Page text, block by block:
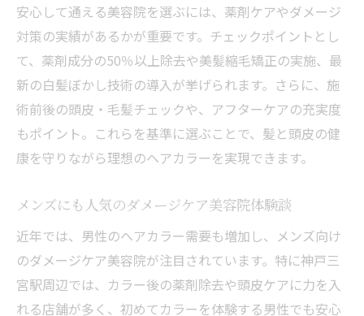
び方
ヘアカラー後の残臭ケアで快適な毎日を手に入
美容院で実践される残臭カットの最新技術
カラー後の悩みを軽減する髪と頭皮への配
慮
快適なヘアライフを導く美容院のこだわり
ケア
薬剤ケアで仕上がりと香りの満足度を両立
メンズにも好評な残臭対策美容院の選び方
安心して通える美容院を選ぶには、薬剤ケアやダメージ
対策の実績があるかが重要です。チェックポイントとし
て、薬剤成分の50％以上除去や美髪縮毛矯正の実施、最
新の白髪ぼかし技術の導入が挙げられます。さらに、施
術前後の頭皮・毛髪チェックや、アフターケアの充実度
もポイント。これらを基準に選ぶことで、髪と頭皮の健
康を守りながら理想のヘアカラーを実現できます。
メンズにも人気のダメージケア美容院体験談
近年では、男性のヘアカラー需要も増加し、メンズ向け
のダメージケア美容院が注目されています。特に神戸三
宮駅周辺では、カラー後の薬剤除去や頭皮ケアに力を入
れる店舗が多く、初めてカラーを体験する男性でも安心